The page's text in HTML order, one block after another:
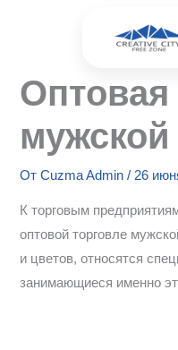
Оптовая
ОтCuzma Admin/ 26
К торговым
оптовой торговле
и цветов, относятся
занимающиеся именно